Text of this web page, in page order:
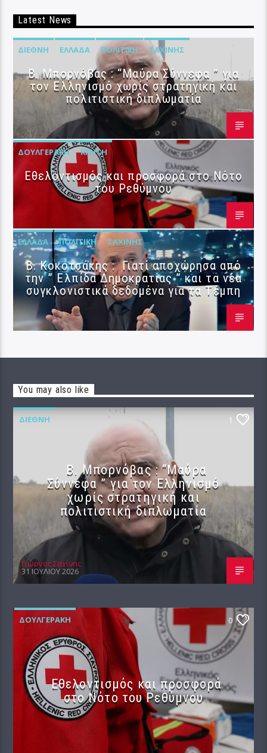
Latest News
ΔΙΕΘΝΉ ΕΛΛΆΔΑ ΠΟΛΙΤΙΚΉ ΣΑΧΊΝΗΣ
B. Μπορνόβας : “Μαύρα Σύννεφα ” για
τον Ελληνισμό χωρίς στρατηγική και
πολιτιστική διπλωματία
ΔΟΥΛΓΕΡΆΚΗ ΚΡΉΤΗ
Εθελοντισμός και προσφορά στο Νότο
του Ρεθύμνου
ΕΛΛΆΔΑ ΠΟΛΙΤΙΚΉ ΣΑΧΊΝΗΣ
Β. Κοκοτσάκης : Γιατί αποχώρησα από
την ” Ελπίδα Δημοκρατίας ” και τα νέα
συγκλονιστικά δεδομένα για τα Τέμπη
You may also like
ΔΙΕΘΝΉ 1
B. Μπορνόβας : “Μαύρα
Σύννεφα ” για τον Ελληνισμό
χωρίς στρατηγική και
πολιτιστική διπλωματία
Γιώργος Σαχίνης
31 ΙΟΥΛΊΟΥ 2026
ΔΟΥΛΓΕΡΆΚΗ 0
Εθελοντισμός και προσφορά
στο Νότο του Ρεθύμνου